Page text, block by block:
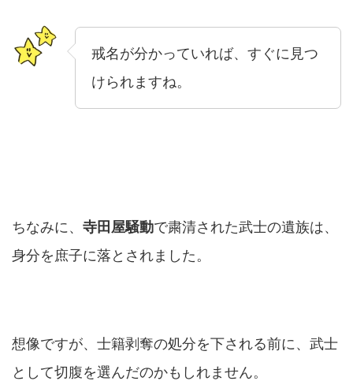
戒名が分かっていれば、すぐに見つ
けられますね。
ちなみに、 寺田屋騒動で粛清された武士の遺族は、
身分を庶子に落とされました。
想像ですが、士籍剥奪の処分を下される前に、武士
として切腹を選んだのかもしれません。